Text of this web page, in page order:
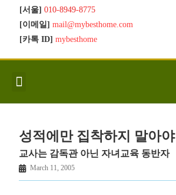
[서울] 010-8949-8775
[이메일] mail@mybesthome.com
[카톡 ID] mybesthome
성적에만 집착하지 말아야
교사는 감독관 아닌 자녀교육 동반자
March 11, 2005